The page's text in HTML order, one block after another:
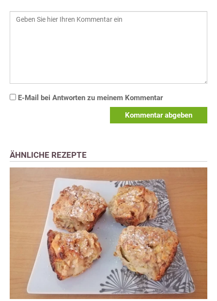
E-Mail bei Antworten zu meinem Kommentar
Kommentar abgeben
ÄHNLICHE REZEPTE